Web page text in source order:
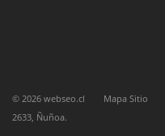
© 2026 webseo.cl Mapa Sitio
2633, Ñuñoa.